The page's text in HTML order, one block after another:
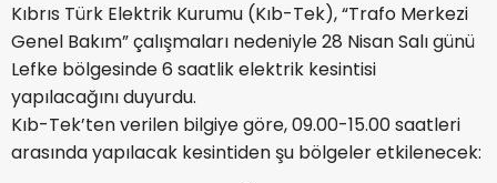
Kıbrıs Türk Elektrik Kurumu (Kıb-Tek), “Trafo Merkezi
Genel Bakım” çalışmaları nedeniyle 28 Nisan Salı günü
Lefke bölgesinde 6 saatlik elektrik kesintisi
yapılacağını duyurdu.
Kıb-Tek’ten verilen bilgiye göre, 09.00-15.00 saatleri
arasında yapılacak kesintiden şu bölgeler etkilenecek: